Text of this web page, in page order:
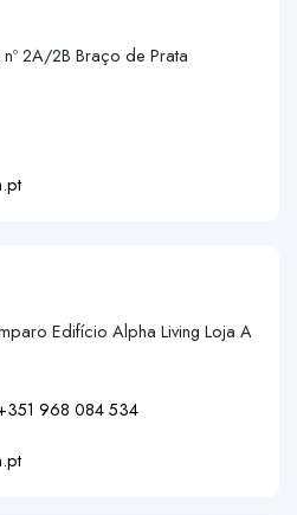
2A/2B Braço de Prata
Edifício Alpha Living Loja A
968 084 534